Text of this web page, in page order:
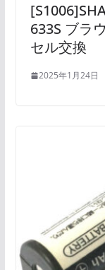
633S ブラ
セル交換
2025年1月24日